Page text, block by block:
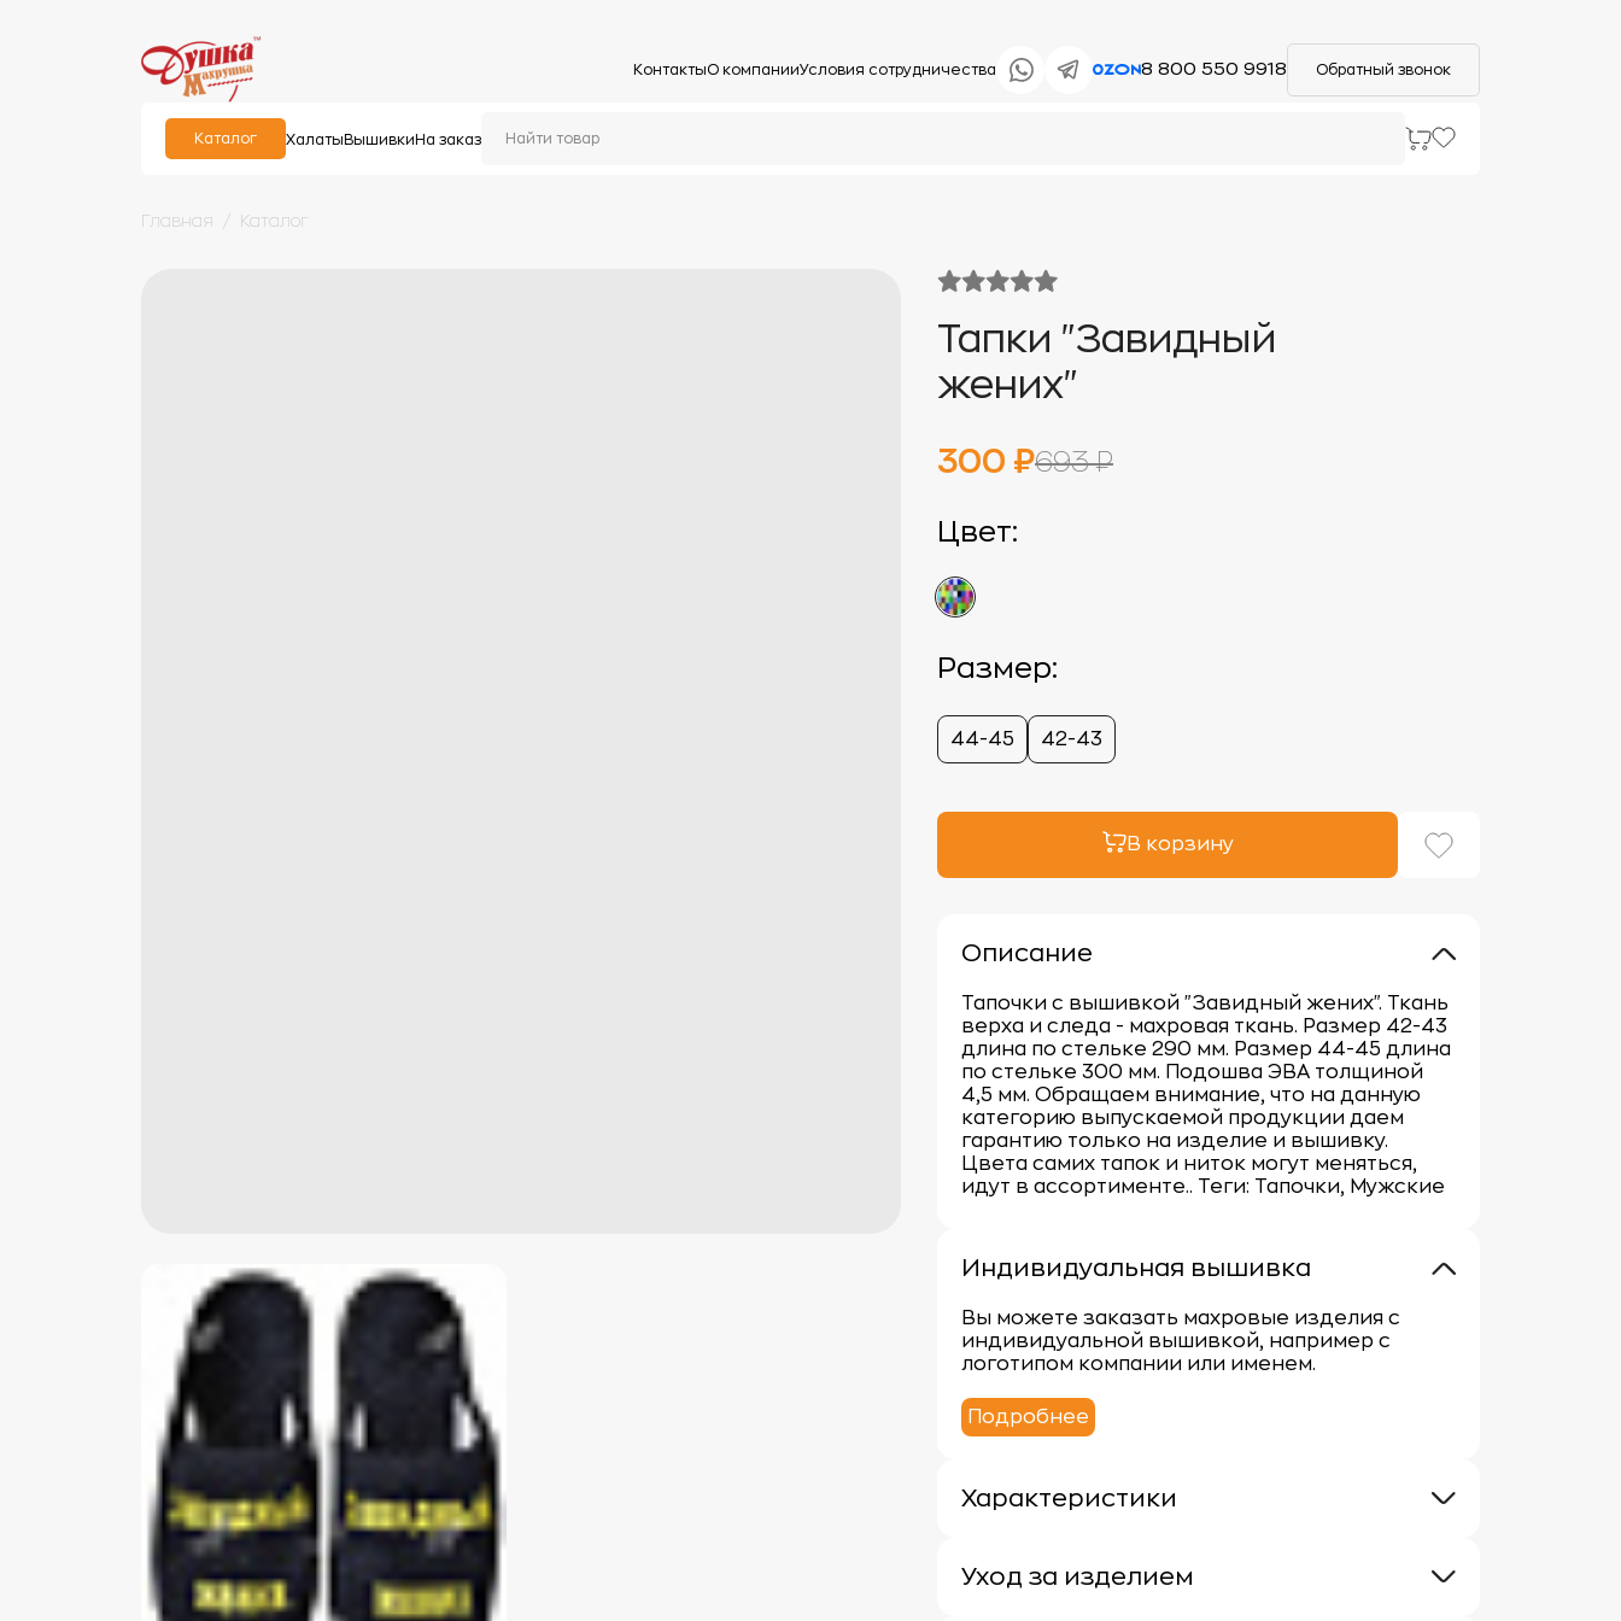
КонтактыО компанииУсловия сотрудничества 8 800 550 9918 Обратный звонок
Каталог Халаты Вышивки На заказ
Главная Каталог
Тапки "Завидный
жених"
300 ₽693 ₽
Цвет:
Размер:
44-45 42-43
В корзину
Описание
Тапочки с вышивкой "Завидный жених". Ткань
верха и следа - махровая ткань. Размер 42-43
длина по стельке 290 мм. Размер 44-45 длина
по стельке 300 мм. Подошва ЭВА толщиной
4,5 мм. Обращаем внимание, что на данную
категорию выпускаемой продукции даем
гарантию только на изделие и вышивку.
Цвета самих тапок и ниток могут меняться,
идут в ассортименте.. Теги: Тапочки, Мужские
Индивидуальная вышивка
Вы можете заказать махровые изделия с
индивидуальной вышивкой, например с
логотипом компании или именем.
Подробнее
Характеристики
Материал: 100% хлопок
Уход за изделием